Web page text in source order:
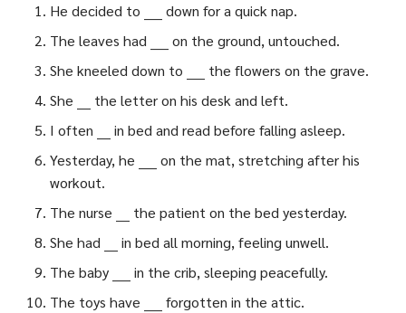
He decided to ____ down for a quick nap.
The leaves had ____ on the ground, untouched.
She kneeled down to ____ the flowers on the grave.
She ___ the letter on his desk and left.
I often ___ in bed and read before falling asleep.
Yesterday, he ____ on the mat, stretching after his
workout.
The nurse ___ the patient on the bed yesterday.
She had ___ in bed all morning, feeling unwell.
The baby ____ in the crib, sleeping peacefully.
The toys have ____ forgotten in the attic.